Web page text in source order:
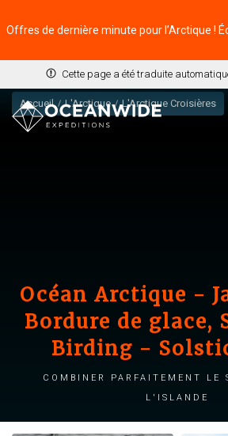
Cette page a été traduite
Accueil L'Arctique L'Arctique Croisières
Océan Arctique -
Bordure de glace,
Birding -
Combiner parfaitement le
l'Islande